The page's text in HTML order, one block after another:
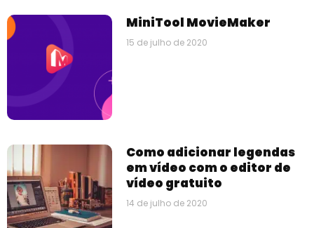
MiniTool MovieMaker
15 de julho de 2020
Como adicionar legendas
em vídeo com o editor de
vídeo gratuito
14 de julho de 2020